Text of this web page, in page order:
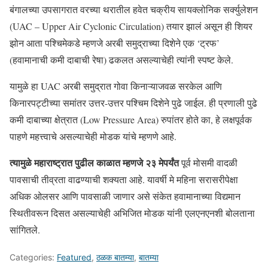
बंगालच्या उपसागरात वरच्या थरातील हवेत चक्रीय सायक्लोनिक सर्क्युलेशन
(UAC – Upper Air Cyclonic Circulation) तयार झालं असून ही शियर
झोन आता पश्चिमेकडे म्हणजे अरबी समुद्राच्या दिशेने एक ‘ट्रफ’
(हवामानाची कमी दाबाची रेषा) ढकलत असल्याचेही त्यांनी स्पष्ट केले.
यामुळे हा UAC अरबी समुद्रात गोवा किनाऱ्याजवळ सरकेल आणि
किनारपट्टीच्या समांतर उत्तर-उत्तर पश्चिम दिशेने पुढे जाईल. ही प्रणाली पुढे
कमी दाबाच्या क्षेत्रात (Low Pressure Area) रुपांतर होते का, हे लक्षपूर्वक
पाहणे महत्त्वाचे असल्याचेही मोडक यांचे म्हणणे आहे.
त्यामुळे महाराष्ट्रात पुढील काळात म्हणजे २३ मेपर्यंतपूर्व मोसमी वादळी
पावसाची तीव्रता वाढण्याची शक्यता आहे. यावर्षी मे महिना सरासरीपेक्षा
अधिक ओलसर आणि पावसाळी जाणार असे संकेत हवामानाच्या विद्यमान
स्थितीवरून दिसत असल्याचेही अभिजित मोडक यांनी एलएनएनशी बोलताना
सांगितले.
Categories: Featured, ठळक बातम्या, बातम्या